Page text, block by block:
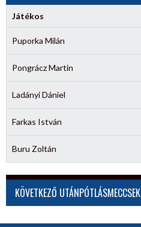
Játékos
Puporka Milán
Pongrácz Martin
Ladányi Dániel
Farkas István
Buru Zoltán
KÖVETKEZŐ UTÁNPÓTLÁSMECCSEK